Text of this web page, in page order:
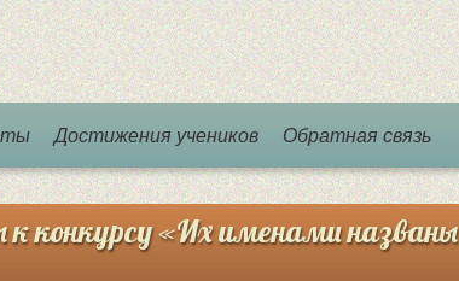
Достижения учеников Обратная связь
конкурсу «Их именами названы